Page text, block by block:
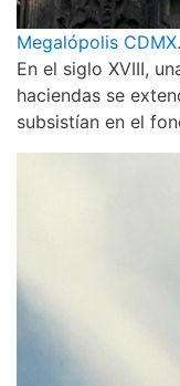
Megalópolis
En el siglo XVIII,
haciendas se
subsistían en el